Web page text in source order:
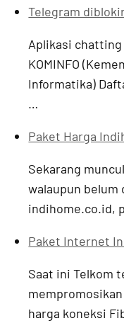
Telegram
Aplikasi
KOMINFO
Informatika)
…
Paket Harga
Sekarang
walaupun
indihome.co.id,
Paket Internet
Saat ini Telkom
harga koneksi